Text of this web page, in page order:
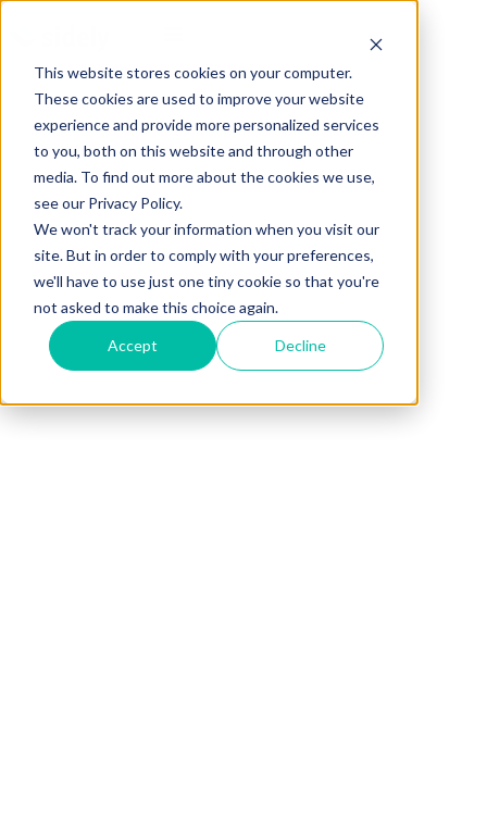
This website stores cookies on your computer.
These cookies are used to improve your website
experience and provide more personalized services
to you, both on this website and through other
media. To find out more about the cookies we use,
see our Privacy Policy.
We won't track your information when you visit our
site. But in order to comply with your preferences,
we'll have to use just one tiny cookie so that you're
not asked to make this choice again.
Accept Decline